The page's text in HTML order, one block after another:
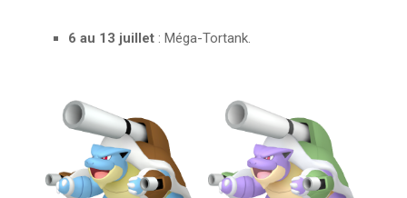
6 au 13 juillet : Méga-Tortank.